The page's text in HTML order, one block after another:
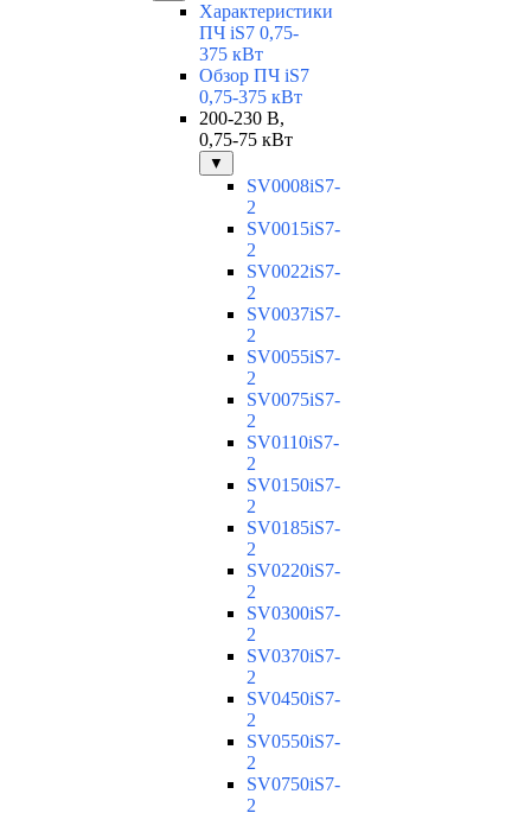
Характеристики
ПЧ iS7 0,75-
375 кВт
Обзор ПЧ iS7
0,75-375 кВт
200-230 В,
0,75-75 кВт
▼
SV0008iS7-
2
SV0015iS7-
2
SV0022iS7-
2
SV0037iS7-
2
SV0055iS7-
2
SV0075iS7-
2
SV0110iS7-
2
SV0150iS7-
2
SV0185iS7-
2
SV0220iS7-
2
SV0300iS7-
2
SV0370iS7-
2
SV0450iS7-
2
SV0550iS7-
2
SV0750iS7-
2